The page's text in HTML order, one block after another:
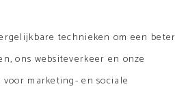
technieken om een
ons websiteverkeer en onze
marketing- en sociale